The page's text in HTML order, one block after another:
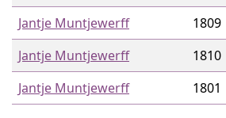
Jantje Muntjewerff
1809
Jantje Muntjewerff
1810
Jantje Muntjewerff
1801